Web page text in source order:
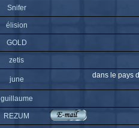
Snifer
élision
GOLD
zetis
june dans le pays
guillaume
REZUM